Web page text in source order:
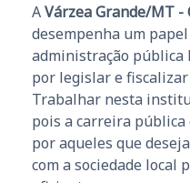
AVárzea Grande/MT
desempenha um
administração pública
por legislar e fiscalizar
Trabalhar nesta
pois a carreira pública
por aqueles que
com a sociedade local